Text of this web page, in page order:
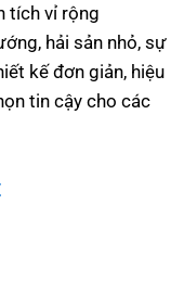
tích vỉ rộng
hải sản nhỏ, sự
kế đơn giản, hiệu
tin cậy cho các